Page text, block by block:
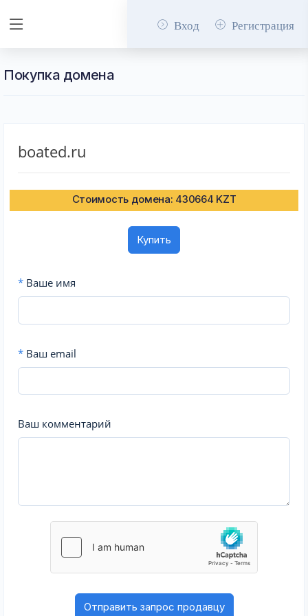
Вход Регистрация
Покупка домена
boated.ru
Стоимость домена: 430664 KZT
Купить
* Ваше имя
* Ваш email
Ваш комментарий